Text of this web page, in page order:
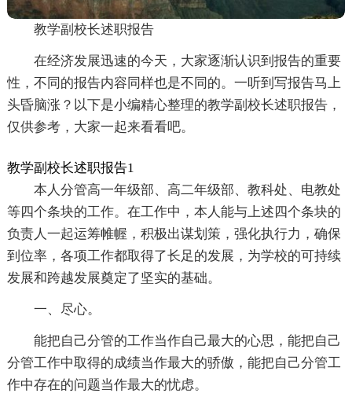
教学副校长述职报告
在经济发展迅速的今天，大家逐渐认识到报告的重要
性，不同的报告内容同样也是不同的。一听到写报告马上
头昏脑涨？以下是小编精心整理的教学副校长述职报告，
仅供参考，大家一起来看看吧。
教学副校长述职报告1
本人分管高一年级部、高二年级部、教科处、电教处
等四个条块的工作。在工作中，本人能与上述四个条块的
负责人一起运筹帷幄，积极出谋划策，强化执行力，确保
到位率，各项工作都取得了长足的发展，为学校的可持续
发展和跨越发展奠定了坚实的基础。
一、尽心。
能把自己分管的工作当作自己最大的心思，能把自己
分管工作中取得的成绩当作最大的骄傲，能把自己分管工
作中存在的问题当作最大的忧虑。